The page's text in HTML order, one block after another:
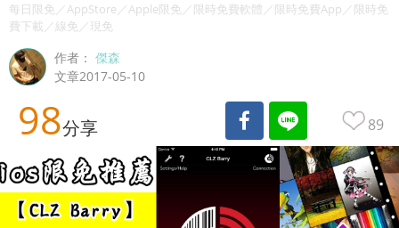
每日限免／AppStore／Apple限免／限時免費軟體／限時免費App／限時免
費下載／線免／現免
作者：傑森
文章2017-05-10
98分享 89